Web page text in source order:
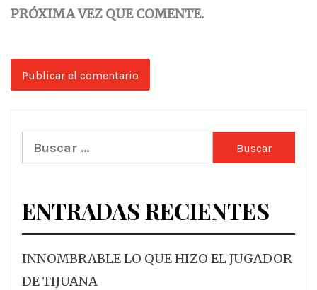
PRÓXIMA VEZ QUE COMENTE.
Buscar:
ENTRADAS RECIENTES
INNOMBRABLE LO QUE HIZO EL JUGADOR
DE TIJUANA